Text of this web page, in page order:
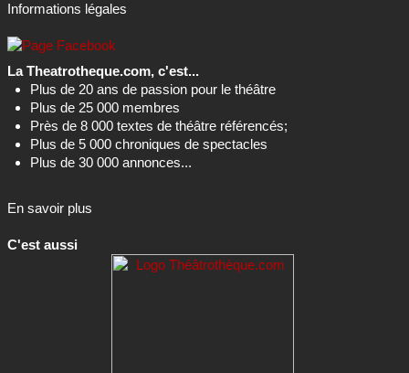
Informations légales
La Theatrotheque.com, c'est...
Plus de 20 ans de passion pour le théâtre
Plus de 25 000 membres
Près de 8 000 textes de théâtre référencés;
Plus de 5 000 chroniques de spectacles
Plus de 30 000 annonces...
En savoir plus
C'est aussi